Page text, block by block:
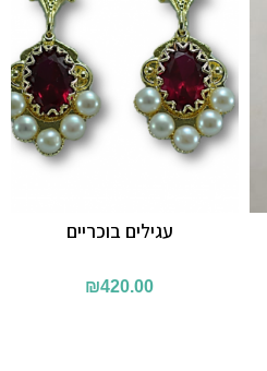
עגילים בוכריים
₪420.00